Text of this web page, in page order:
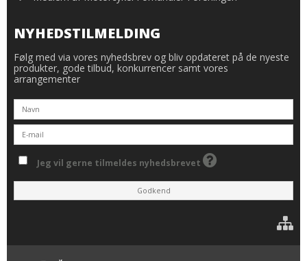
NYHEDSTILMELDING
Følg med via vores nyhedsbrev og bliv opdateret på de nyeste
produkter, gode tilbud, konkurrencer samt vores
arrangementer
Jeg vil gerne tilmeldes nyhedsbrevet
Godkend